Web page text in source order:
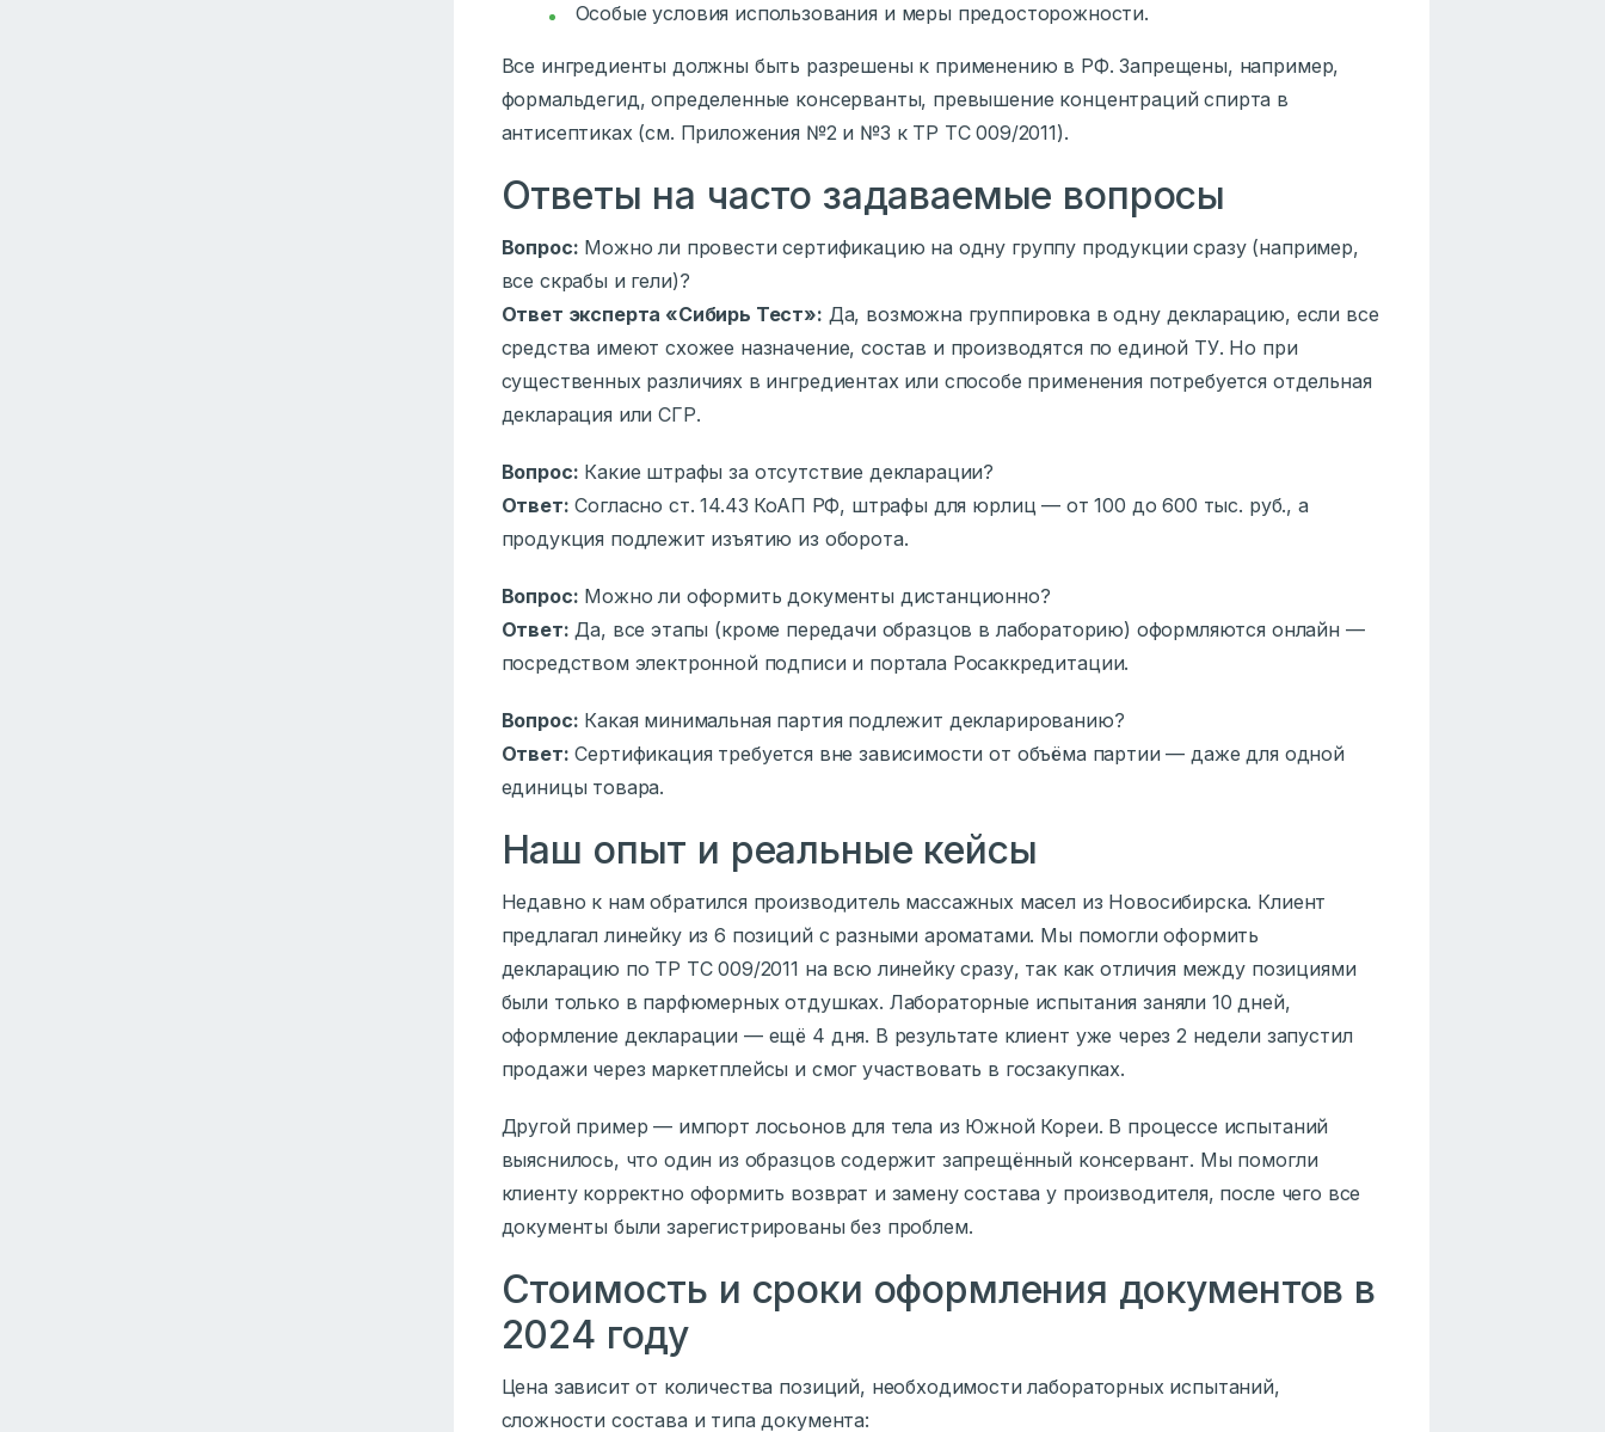
Особые условия использования и меры предосторожности.
Все ингредиенты должны быть разрешены к применению в РФ. Запрещены, например,
формальдегид, определенные консерванты, превышение концентраций спирта в
антисептиках (см. Приложения №2 и №3 к ТР ТС 009/2011).
Ответы на часто задаваемые вопросы
Вопрос: Можно ли провести сертификацию на одну группу продукции сразу (например,
все скрабы и гели)?
Ответ эксперта «Сибирь Тест»: Да, возможна группировка в одну декларацию, если все
средства имеют схожее назначение, состав и производятся по единой ТУ. Но при
существенных различиях в ингредиентах или способе применения потребуется отдельная
декларация или СГР.
Вопрос: Какие штрафы за отсутствие декларации?
Ответ: Согласно ст. 14.43 КоАП РФ, штрафы для юрлиц — от 100 до 600 тыс. руб., а
продукция подлежит изъятию из оборота.
Вопрос: Можно ли оформить документы дистанционно?
Ответ: Да, все этапы (кроме передачи образцов в лабораторию) оформляются онлайн —
посредством электронной подписи и портала Росаккредитации.
Вопрос: Какая минимальная партия подлежит декларированию?
Ответ: Сертификация требуется вне зависимости от объёма партии — даже для одной
единицы товара.
Наш опыт и реальные кейсы
Недавно к нам обратился производитель массажных масел из Новосибирска. Клиент
предлагал линейку из 6 позиций с разными ароматами. Мы помогли оформить
декларацию по ТР ТС 009/2011 на всю линейку сразу, так как отличия между позициями
были только в парфюмерных отдушках. Лабораторные испытания заняли 10 дней,
оформление декларации — ещё 4 дня. В результате клиент уже через 2 недели запустил
продажи через маркетплейсы и смог участвовать в госзакупках.
Другой пример — импорт лосьонов для тела из Южной Кореи. В процессе испытаний
выяснилось, что один из образцов содержит запрещённый консервант. Мы помогли
клиенту корректно оформить возврат и замену состава у производителя, после чего все
документы были зарегистрированы без проблем.
Стоимость и сроки оформления документов в
2024 году
Цена зависит от количества позиций, необходимости лабораторных испытаний,
сложности состава и типа документа: